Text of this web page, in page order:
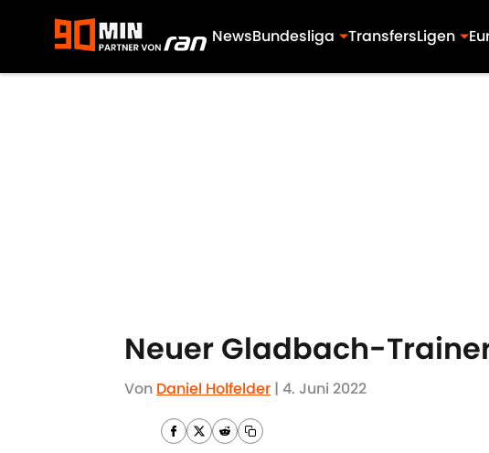
NewsBundesliga TransfersLigen
Neuer Gladbach-
Von Daniel Holfelder | 4. Juni 2022